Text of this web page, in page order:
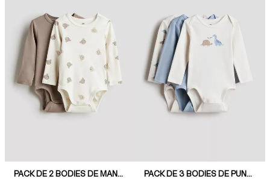
PACK DE 2 BODIES DE MANGA LARGA PACK DE 3 BODIES DE PUNTO CON ESTAMPADO